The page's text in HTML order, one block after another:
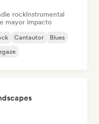
rockInstrumental
mayor impacto
Cantautor
Blues